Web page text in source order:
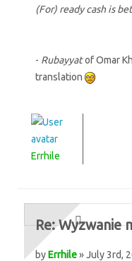
(For) ready cash is
- Rubayyatof Omar
translation
Errhile
Re: Wyzwanie
byErrhile» July 3rd,